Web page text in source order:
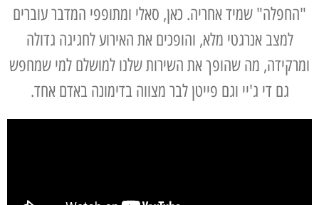
"החפלה" שמיד אחריה. כאן, סאלי ומתופפי המדבר עוברים
למצב אנרגטי מלא, והופכים את האירוע לחגיגה גדולה
ומרקידה, מה שהופך את השירות שלנו למושלם למי שמחפש
גם די ג'יי וגם פייטן לבר מצווה בדימונה באדם אחד.